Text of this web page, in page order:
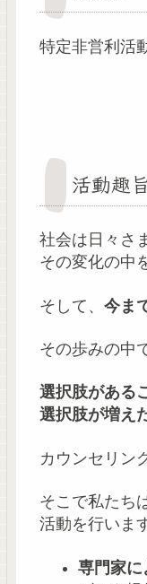
特定非営利活
活動趣旨
社会は日々さ
その変化の中
そして、 今ま
その歩みの中
選択肢がある
選択肢が増え
カウンセリン
そこで私たち
活動を行いま
専門家